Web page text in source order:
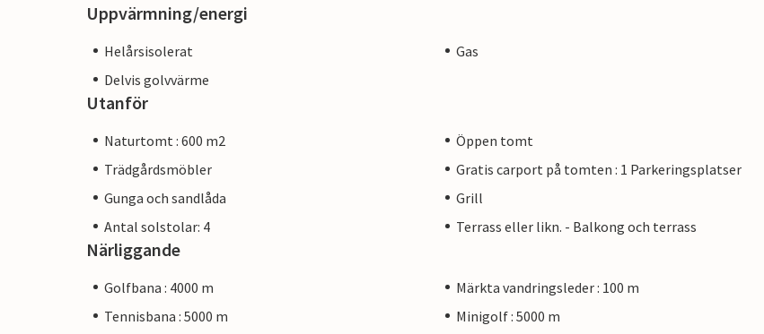
Uppvärmning/energi
Helårsisolerat
Gas
Delvis golvvärme
Utanför
Naturtomt : 600 m2
Öppen tomt
Trädgårdsmöbler
Gratis carport på tomten : 1 Parkeringsplatser
Gunga och sandlåda
Grill
Antal solstolar: 4
Terrass eller likn. - Balkong och terrass
Närliggande
Golfbana : 4000 m
Märkta vandringsleder : 100 m
Tennisbana : 5000 m
Minigolf : 5000 m